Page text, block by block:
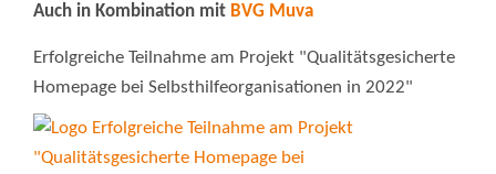
Auch in Kombination mit BVG Muva
Erfolgreiche Teilnahme am Projekt "Qualitätsgesicherte
Homepage bei Selbsthilfeorganisationen in 2022"